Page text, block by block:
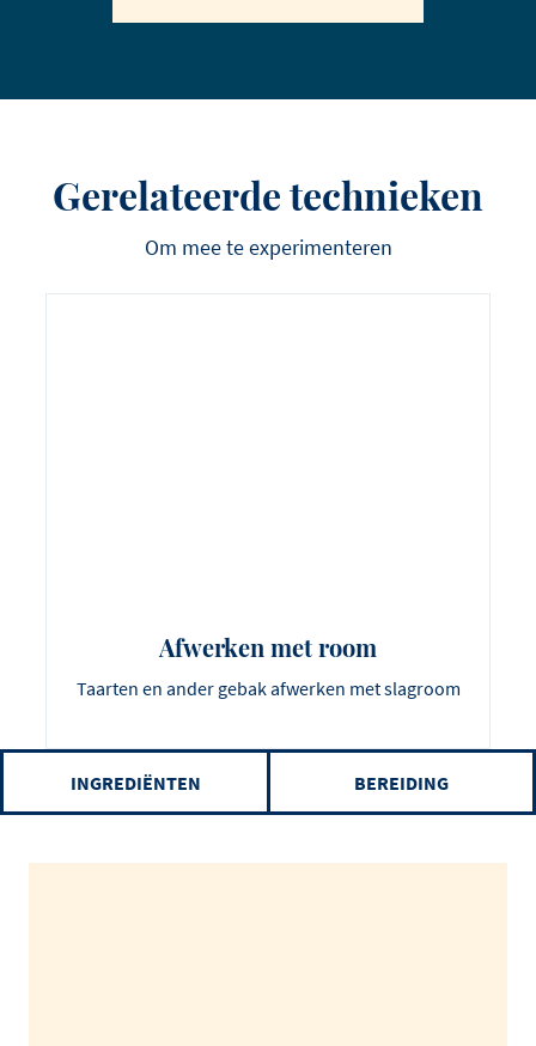
Gerelateerde technieken
Om mee te experimenteren
Afwerken met room
Taarten en ander gebak afwerken met slagroom
INGREDIËNTEN BEREIDING